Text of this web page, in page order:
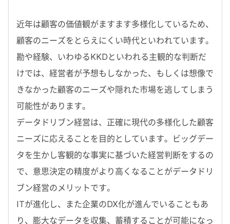
近年は顧客の価値観がますます多様化しているため、
顧客のニーズをとらえにくい時代といわれています。
勘や経験、いわゆるKKDといわれる主観的な判断だ
けでは、経営者が予想もしなかった、もしくは想像で
きなかった顧客のニーズや隠れた市場を逃してしまう
可能性があります。
データドリブン経営は、正確に現代の多様化した顧客
ニーズに応えることを目的としています。ビッグデー
タを生かし客観的な事実に基づいた経営判断をするの
で、意思決定の精度がより高くなることがデータドリ
ブン経営のメリットです。
ITが進化し、また企業のDX化が進んでいることもあ
り、膨大なデータを収集、蓄積することが可能になっ